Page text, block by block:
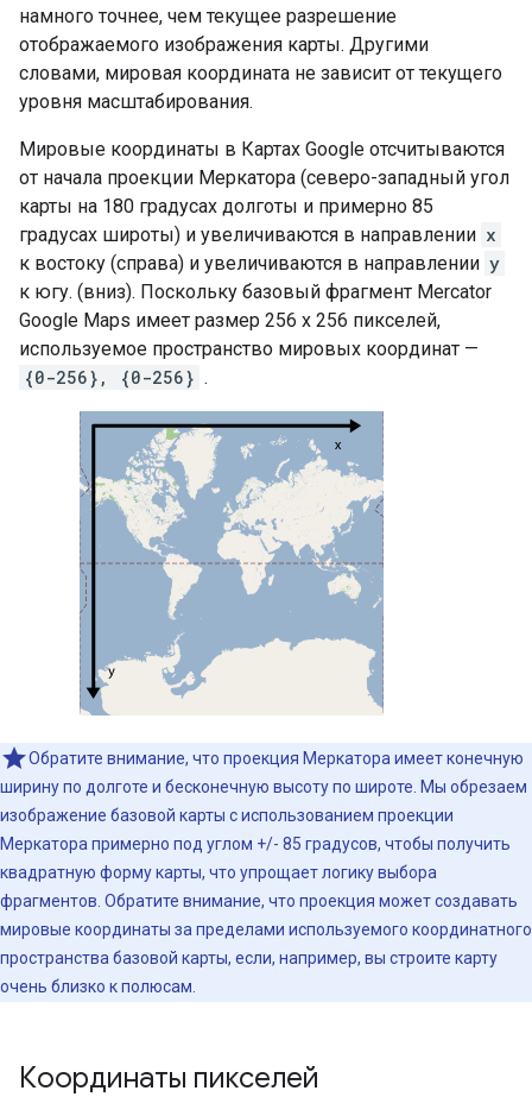
намного точнее, чем текущее разрешение
отображаемого изображения карты. Другими
словами, мировая координата не зависит от текущего
уровня масштабирования.
Мировые координаты в Картах Google отсчитываются
от начала проекции Меркатора (северо-западный угол
карты на 180 градусах долготы и примерно 85
градусах широты) и увеличиваются в направлении x
к востоку (справа) и увеличиваются в направлении y
к югу. (вниз). Поскольку базовый фрагмент Mercator
Google Maps имеет размер 256 x 256 пикселей,
используемое пространство мировых координат —
{0-256}, {0-256} .
Обратите внимание, что проекция Меркатора имеет конечную
ширину по долготе и бесконечную высоту по широте. Мы обрезаем
изображение базовой карты с использованием проекции
Меркатора примерно под углом +/- 85 градусов, чтобы получить
квадратную форму карты, что упрощает логику выбора
фрагментов. Обратите внимание, что проекция может создавать
мировые координаты за пределами используемого координатного
пространства базовой карты, если, например, вы строите карту
очень близко к полюсам.
Координаты пикселей